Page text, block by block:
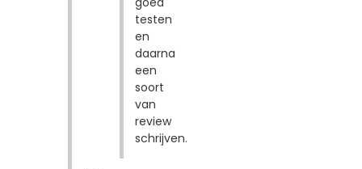
testen
en
daarna
een
soort
van
review
schrijven.